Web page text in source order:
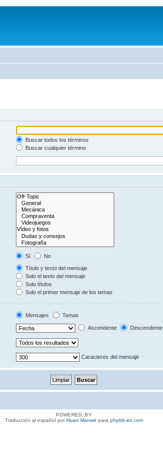
Buscar todos los términos
Buscar cualquier término
Sí
No
Título y texto del mensaje
Solo el texto del mensaje
Solo títulos
Solo el primer mensaje de los temas
Mensajes
Temas
Ascendente Descendente
Caracteres del mensaje
POWERED_BY
Traducción al español porHuan Manwë para phpbb-es.com